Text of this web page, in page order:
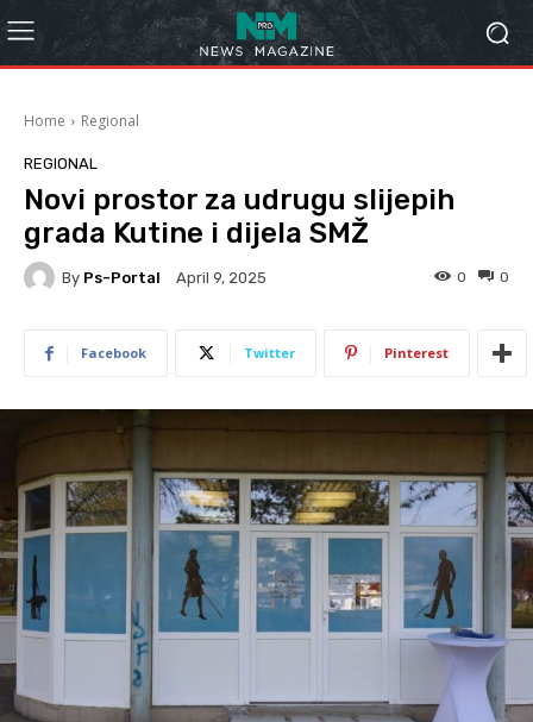
Home Regional
REGIONAL
Novi prostor za udrugu slijepih
grada Kutine i dijela SMŽ
By Ps-Portal April 9, 2025 0
0
Facebook Twitter Pinterest